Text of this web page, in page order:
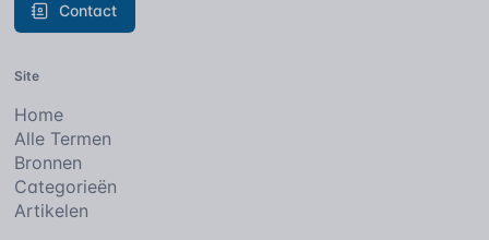
Contact
Site
Home
Alle Termen
Bronnen
Categorieën
Artikelen